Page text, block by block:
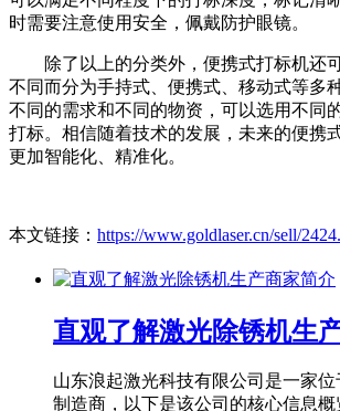
时需要注意使用安全，佩戴防护眼镜。
除了以上的分类外，便携式打标机还
不同而分为手持式、便携式、移动式等多
不同的需求和不同的物资，可以选用不同
打标。相信随着技术的发展，未来的便携
更加智能化、精准化。
本文链接： https://www.goldlaser.cn/sell/
直观了解激光除锈机生
山东浪起激光科技有限公司是一家
制造商，以下是该公司的核心信息